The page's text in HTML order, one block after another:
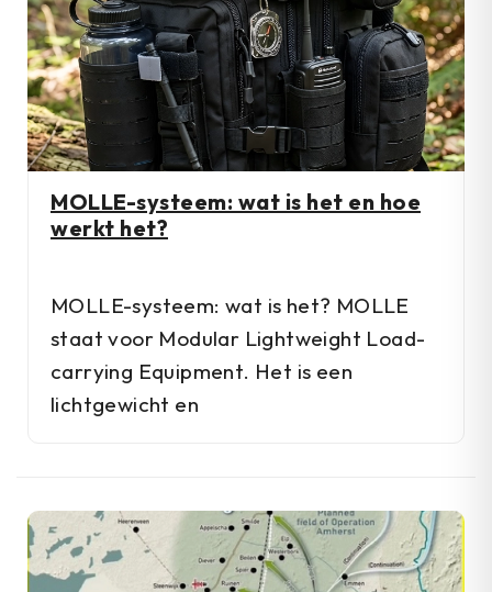
MOLLE-systeem: wat is het en hoe
werkt het?
MOLLE-systeem: wat is het? MOLLE
staat voor Modular Lightweight Load-
carrying Equipment. Het is een
lichtgewicht en